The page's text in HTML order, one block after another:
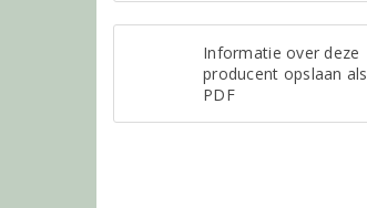
Informatie over deze
producent opslaan als
PDF